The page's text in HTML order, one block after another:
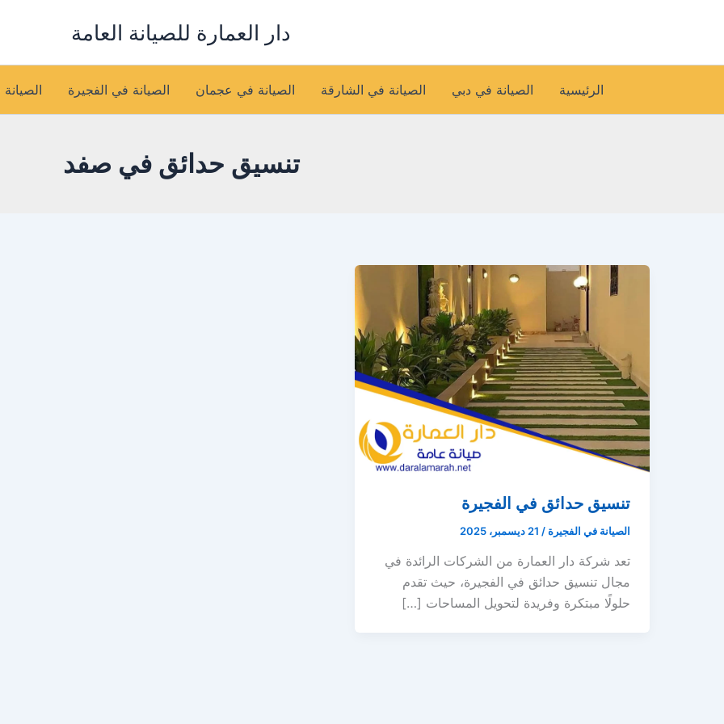
دار العمارة للصيانة العامة
الرئيسية الصيانة في دبي الصيانة في الشارقة الصيانة في عجمان الصيانة في الفجيرة
تنسيق حدائق في صفد
تنسيق حدائق في الفجيرة
الصيانة في الفجيرة/ 21 ديسمبر، 2025
تعد شركة دار العمارة من الشركات الرائدة في
مجال تنسيق حدائق في الفجيرة، حيث تقدم
حلولًا مبتكرة وفريدة لتحويل المساحات […]